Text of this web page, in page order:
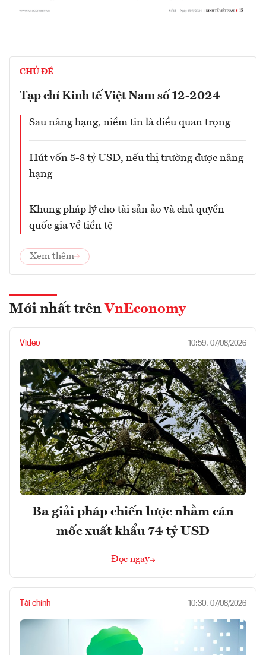
CHỦ ĐỀ
Tạp chí Kinh tế Việt Nam số 12-2024
Sau nâng hạng, niềm tin là điều quan trọng
Hút vốn 5-8 tỷ USD, nếu thị trường được nâng
hạng
Khung pháp lý cho tài sản ảo và chủ quyền
quốc gia về tiền tệ
Xem thêm
Mới nhất trên VnEconomy
Video 10:59, 07/08/2026
Ba giải pháp chiến lược nhằm cán
mốc xuất khẩu 74 tỷ USD
Đọc ngay
Tài chính 10:30, 07/08/2026